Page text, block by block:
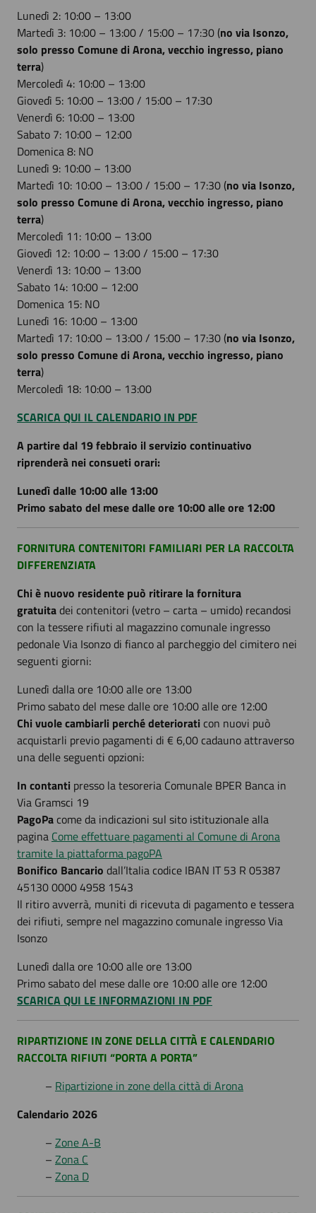
Lunedì 2: 10:00 – 13:00
Martedì 3: 10:00 – 13:00 / 15:00 – 17:30 (no via Isonzo,
solo presso Comune di Arona, vecchio ingresso, piano
terra)
Mercoledì 4: 10:00 – 13:00
Giovedì 5: 10:00 – 13:00 / 15:00 – 17:30
Venerdì 6: 10:00 – 13:00
Sabato 7: 10:00 – 12:00
Domenica 8: NO
Lunedì 9: 10:00 – 13:00
Martedì 10: 10:00 – 13:00 / 15:00 – 17:30 (no via Isonzo,
solo presso Comune di Arona, vecchio ingresso, piano
terra)
Mercoledì 11: 10:00 – 13:00
Giovedì 12: 10:00 – 13:00 / 15:00 – 17:30
Venerdì 13: 10:00 – 13:00
Sabato 14: 10:00 – 12:00
Domenica 15: NO
Lunedì 16: 10:00 – 13:00
Martedì 17: 10:00 – 13:00 / 15:00 – 17:30 (no via Isonzo,
solo presso Comune di Arona, vecchio ingresso, piano
terra)
Mercoledì 18: 10:00 – 13:00
SCARICA QUI IL CALENDARIO IN PDF
A partire dal 19 febbraio il servizio continuativo
riprenderà nei consueti orari:
Lunedì dalle 10:00 alle 13:00
Primo sabato del mese dalle ore 10:00 alle ore 12:00
FORNITURA CONTENITORI FAMILIARI PER LA RACCOLTA
DIFFERENZIATA
Chi è nuovo residente può ritirare la fornitura
gratuitadei contenitori (vetro – carta – umido) recandosi
con la tessere rifiuti al magazzino comunale ingresso
pedonale Via Isonzo di fianco al parcheggio del cimitero nei
seguenti giorni:
Lunedì dalla ore 10:00 alle ore 13:00
Primo sabato del mese dalle ore 10:00 alle ore 12:00
Chi vuole cambiarli perché deteriorati con nuovi può
acquistarli previo pagamenti di € 6,00 cadauno attraverso
una delle seguenti opzioni:
In contanti presso la tesoreria Comunale BPER Banca in
Via Gramsci 19
PagoPa come da indicazioni sul sito istituzionale alla
pagina Come effettuare pagamenti al Comune di Arona
tramite la piattaforma pagoPA
Bonifico Bancario dall’Italia codice IBAN IT 53 R 05387
45130 0000 4958 1543
Il ritiro avverrà, muniti di ricevuta di pagamento e tessera
dei rifiuti, sempre nel magazzino comunale ingresso Via
Isonzo
Lunedì dalla ore 10:00 alle ore 13:00
Primo sabato del mese dalle ore 10:00 alle ore 12:00
SCARICA QUI LE INFORMAZIONI IN PDF
RIPARTIZIONE IN ZONE DELLA CITTÀ E CALENDARIO
RACCOLTA RIFIUTI “PORTA A PORTA”
– Ripartizione in zone della città di Arona
Calendario 2026
– Zone A-B
– Zona C
– Zona D